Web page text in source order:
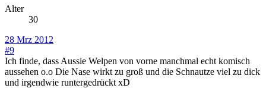
Alter
30
28 Mrz 2012
#9
Ich finde, dass Aussie Welpen von vorne manchmal echt komisch
aussehen o.o Die Nase wirkt zu groß und die Schnautze viel zu dick
und irgendwie runtergedrückt xD